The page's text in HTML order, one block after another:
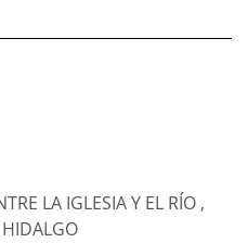
LA IGLESIA Y EL RÍO ,